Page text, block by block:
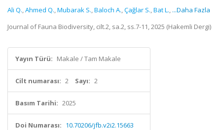
Ali Q.,Ahmed Q.,Mubarak S.,Baloch A.,Çağlar S.,Bat L., ...Daha Fazla
Journal of Fauna Biodiversity, cilt.2, sa.2, ss.7-11, 2025 (Hakemli Dergi)
Yayın Türü: Makale / Tam Makale
Cilt numarası: 2 Sayı: 2
Basım Tarihi: 2025
Doi Numarası: 10.70206/jfb.v2i2.15663